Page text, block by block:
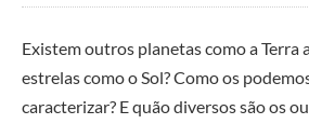
Existem outros planetas como a Terra
estrelas como o Sol? Como os
caracterizar? E quão diversos são os